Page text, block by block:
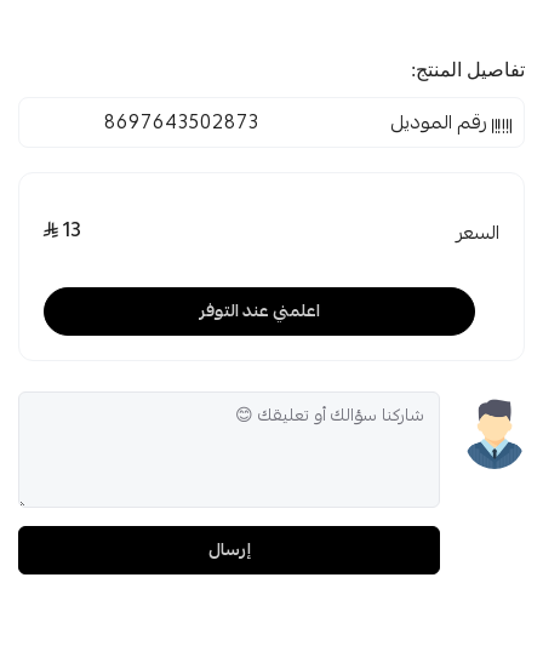
تفاصيل المنتج:
رقم الموديل 8697643502873
السعر 13
اعلمني عند التوفر
إرسال